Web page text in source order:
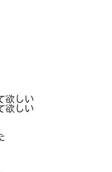
欲しい
欲しい